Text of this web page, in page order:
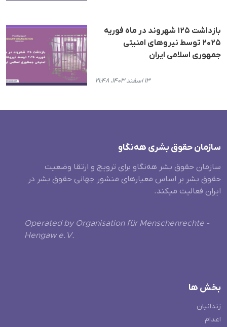
بازداشت ۱۲۵ شهروند در ماه فوریه
۲۰۲۵ توسط نیروهای امنیتی
جمهوری اسلامی ایران
۱۳ اسفند ۱۴۰۳، ۲۱:۴۸
سازمان حقوق بشری هەنگاو
سازمان حقوق بشر هه‌نگاو برای ترویج و ارتقا وضعیت
حقوق بشر بر اساس معیارهای منشور جهانی حقوق بشر در
ایران فعالیت میکند.
Operated by Organisation für Menschenrechte -
Hengaw e.V.
بخش ها
زندانیان
اعدام